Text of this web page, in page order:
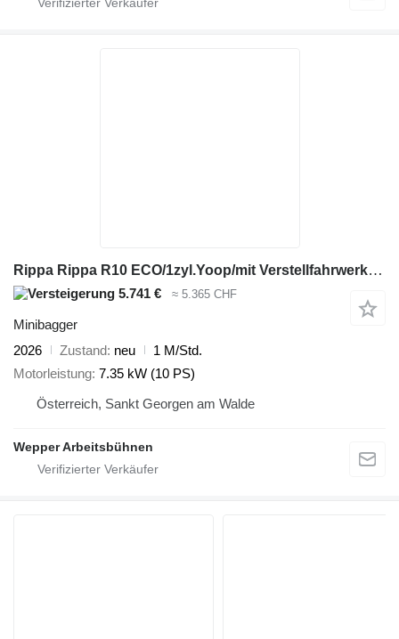
Rippa Rippa R10 ECO/1zyl.Yoop/mit Verstellfahrwerk/Sei
5.741 € ≈ 5.365 CHF
Minibagger
2026
Zustand neu
1 M/Std.
Motorleistung 7.35 kW (10 PS)
Österreich, Sankt Georgen am Walde
Wepper Arbeitsbühnen